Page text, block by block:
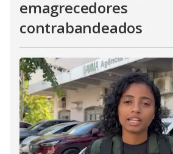
emagrecedores
contrabandeados